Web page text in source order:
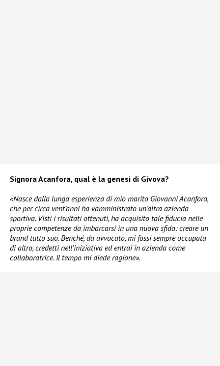
Signora Acanfora, qual è la genesi di Givova?
«Nasce dalla lunga esperienza di mio marito Giovanni Acanfora,
che per circa vent’anni ha vamministrato un’altra azienda
sportiva. Visti i risultati ottenuti, ha acquisito tale fiducia nelle
proprie competenze da imbarcarsi in una nuova sfida: creare un
brand tutto suo. Benché, da avvocato, mi fossi sempre occupata
di altro, credetti nell’iniziativa ed entrai in azienda come
collaboratrice. Il tempo mi diede ragione».